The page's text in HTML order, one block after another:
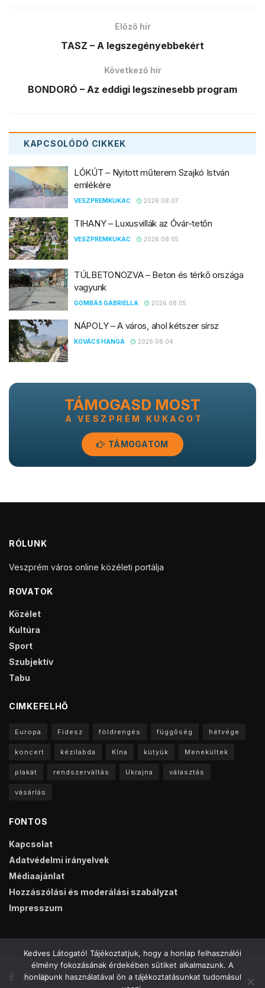
Előző hír
TASZ – A legszegényebbekért
Következő hír
BONDORÓ – Az eddigi legszínesebb program
KAPCSOLÓDÓ CIKKEK
LÓKÚT – Nyitott műterem Szajkó István
emlékére
VESZPREMKUKAC 2026.08.07.
TIHANY – Luxusvillák az Óvár-tetőn
VESZPREMKUKAC 2026.08.05.
TÚLBETONOZVA – Beton és térkő országa
vagyunk
GOMBÁS GABRIELLA 2026.08.05.
NÁPOLY – A város, ahol kétszer sírsz
KOVÁCS HANGA 2026.08.04.
TÁMOGASD MOST
A VESZPRÉM KUKACOT
TÁMOGATOM
RÓLUNK
Veszprém város online közéleti portálja
ROVATOK
Közélet
Kultúra
Sport
Szubjektív
Tabu
CIMKEFELHŐ
Europa Fidesz földrengés függőség hétvége
koncert kézilabda Kína kütyük Menekültek
plakát rendszerváltás Ukrajna választás
vásárlás
FONTOS
Kapcsolat
Adatvédelmi irányelvek
Médiaajánlat
Hozzászólási és moderálási szabályzat
Impresszum
Kedves Látogató! Tájékoztatjuk, hogy a honlap felhasználói
élmény fokozásának érdekében sütiket alkalmazunk. A
honlapunk használatával ön a tájékoztatásunkat tudomásul